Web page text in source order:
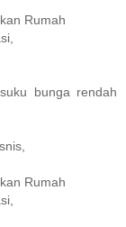
Rumah
bunga rendah
Rumah